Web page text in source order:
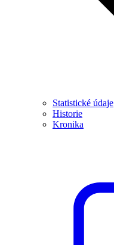
Statistické údaje
Historie
Kronika